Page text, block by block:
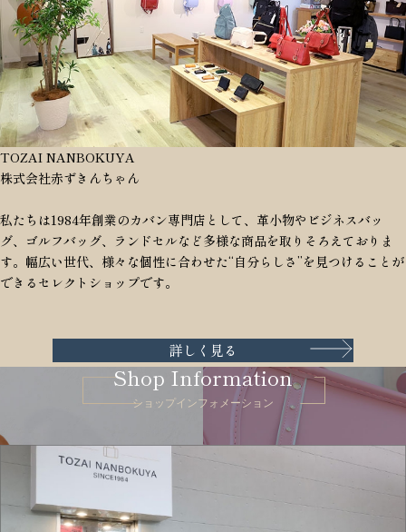
TOZAI NANBOKUYA
株式会社赤ずきんちゃん
私たちは1984年創業のカバン専門店として、革小物やビジネスバッ
グ、ゴルフバッグ、ランドセルなど多様な商品を取りそろえておりま
す。幅広い世代、様々な個性に合わせた“自分らしさ”を見つけることが
できるセレクトショップです。
詳しく見る
Shop Information
ショップインフォメーション